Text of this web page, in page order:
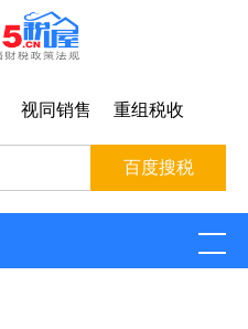
视同销售 重组税收